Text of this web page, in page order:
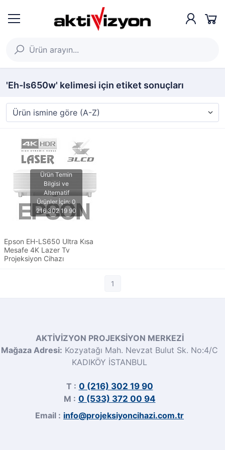
'Eh-ls650w' kelimesi için etiket sonuçları
Epson EH-LS650 Ultra Kısa
Mesafe 4K Lazer Tv
Projeksiyon Cihazı
1
AKTİVİZYON PROJEKSİYON MERKEZİ
Mağaza Adresi: Kozyatağı Mah. Nevzat Bulut Sk. No:4/C
KADIKÖY İSTANBUL
T : 0 (216) 302 19 90
M : 0 (533) 372 00 94
Email : info@projeksiyoncihazi.com.tr